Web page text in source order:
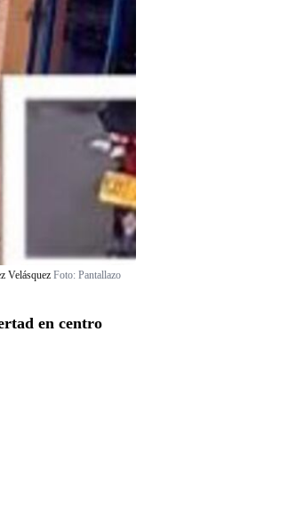
Velásquez Foto: Pantallazo
en centro